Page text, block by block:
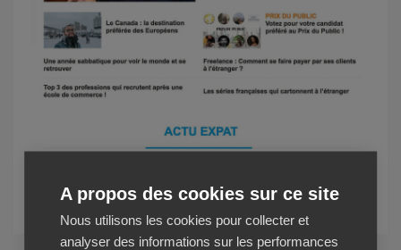
Voir la newsletter
A propos des cookies sur ce site
Nous utilisons les cookies pour collecter et
analyser des informations sur les performances